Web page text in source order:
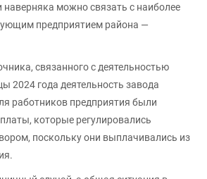
наверняка можно связать с наиболее
предприятием района —
связанного с деятельностью
2024 года деятельность завода
работников предприятия были
которые регулировались
поскольку они выплачивались из